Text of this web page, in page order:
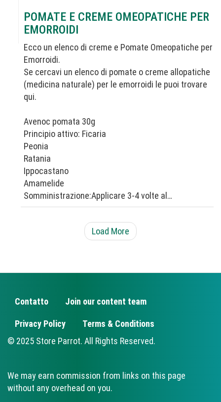
POMATE E CREME OMEOPATICHE PER
EMORROIDI
Ecco un elenco di creme e Pomate Omeopatiche per
Emorroidi.
Se cercavi un elenco di pomate o creme allopatiche
(medicina naturale) per le emorroidi le puoi trovare
qui.
Avenoc pomata 30g
Principio attivo: Ficaria
Peonia
Ratania
Ippocastano
Amamelide
Somministrazione:Applicare 3-4 volte al…
Load More
FOOTER
Contatto Join our content team
Privacy Policy
Terms & Conditions
© 2025 Store Parrot. All Rights Reserved.
We may earn commission from links on this page
without any overhead on you.